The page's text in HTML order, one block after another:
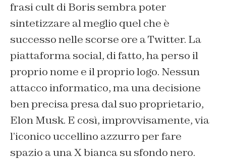
frasi cult di Boris sembra poter
sintetizzare al meglio quel che è
successo nelle scorse ore a Twitter. La
piattaforma social, di fatto, ha perso il
proprio nome e il proprio logo. Nessun
attacco informatico, ma una decisione
ben precisa presa dal suo proprietario,
Elon Musk. E così, improvvisamente, via
l’iconico uccellino azzurro per fare
spazio a una X bianca su sfondo nero.